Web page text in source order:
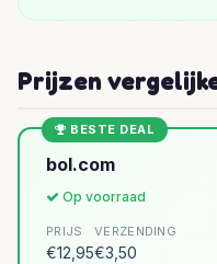
Prijzen
BESTE DEAL
bol.com
Op voorraad
PRIJS
€12,95
VERZENDING
€3,50